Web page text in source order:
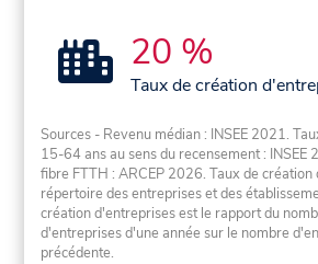
20 %
Taux de création
Sources - Revenu médian : INSEE 2021.
15-64 ans au sens du recensement : INSEE
fibre FTTH : ARCEP 2026. Taux de création
répertoire des entreprises et des
création d'entreprises est le rapport du
d'entreprises d'une année sur le nombre
précédente.